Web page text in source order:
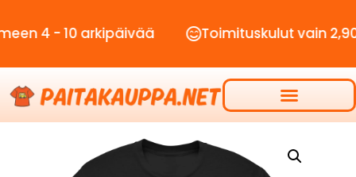
10 arkipäivää Toimituskulut vain 2,90€